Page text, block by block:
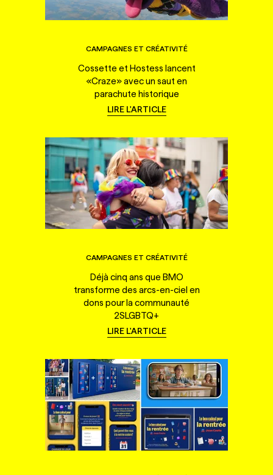
CAMPAGNES ET CRÉATIVITÉ
Cossette et Hostess lancent
«Craze» avec un saut en
parachute historique
LIRE L'ARTICLE
CAMPAGNES ET CRÉATIVITÉ
Déjà cinq ans que BMO
transforme des arcs-en-ciel en
dons pour la communauté
2SLGBTQ+
LIRE L'ARTICLE